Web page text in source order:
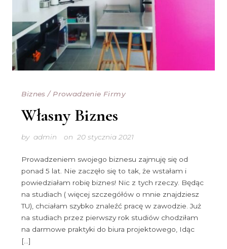
Biznes / Prowadzenie Firmy
Własny Biznes
by admin on 20 stycznia 2021
Prowadzeniem swojego biznesu zajmuję się od
ponad 5 lat. Nie zaczęło się to tak, że wstałam i
powiedziałam robię biznes! Nic z tych rzeczy. Będąc
na studiach ( więcej szczegółów o mnie znajdziesz
TU), chciałam szybko znaleźć pracę w zawodzie. Już
na studiach przez pierwszy rok studiów chodziłam
na darmowe praktyki do biura projektowego, Idąc
[…]